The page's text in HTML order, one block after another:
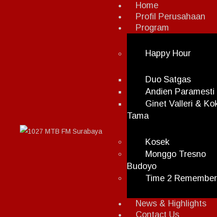
Home
Profil Perusahaan
Program
Happy Hour
Duo Satgas
Andien Paramesti
Ginet Valleri &
Tama
Kosek
Monggo Tresno
Budoyo
Time 2 Remember
News & Highlights
Contact Us